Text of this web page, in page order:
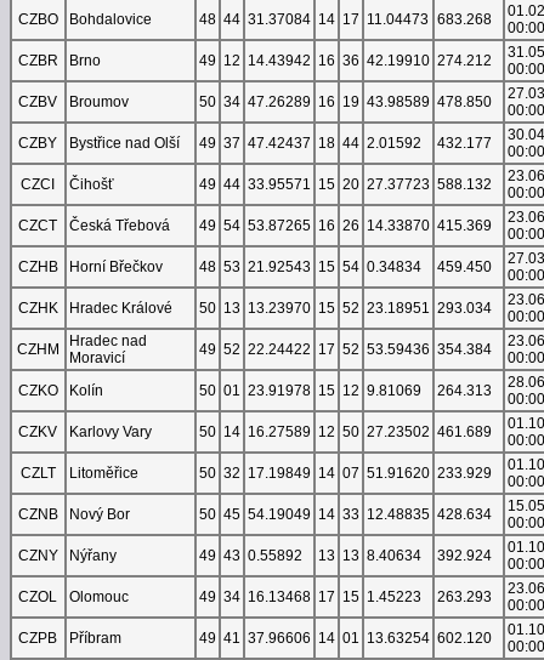
CZBO Bohdalovice 48 44 31.37084 14 17 11.04473 683.268
00:00
CZBR
Brno 49 12 14.43942 16 36 42.19910 274.212
00:00
CZBV
Broumov 50 34 47.26289 16 19 43.98589 478.850
00:00
CZBY
Bystřice nad Olší 49 37 47.42437 18 44 2.01592 432.177
00:00
CZCI
Čihošť 49 44 33.95571 15 20 27.37723 588.132
00:00
CZCT
Česká Třebová 49 54 53.87265 16 26 14.33870 415.369
00:00
CZHB
Horní Břečkov 48 53 21.92543 15 54 0.34834 459.450
00:00
CZHK
Hradec Králové 50 13 13.23970 15 52 23.18951 293.034
00:00
CZHM
Hradec nad
Moravicí
49 52 22.24422 17 52 53.59436 354.384
00:00
CZKO
Kolín 50 01 23.91978 15 12 9.81069 264.313
00:00
CZKV
Karlovy Vary 50 14 16.27589 12 50 27.23502 461.689
00:00
CZLT
Litoměřice 50 32 17.19849 14 07 51.91620 233.929
00:00
CZNB
Nový Bor 50 45 54.19049 14 33 12.48835 428.634
00:00
CZNY
Nýřany 49 43 0.55892 13 13 8.40634 392.924
00:00
CZOL
Olomouc 49 34 16.13468 17 15 1.45223 263.293
00:00
CZPB
Příbram 49 41 37.96606 14 01 13.63254 602.120
00:00